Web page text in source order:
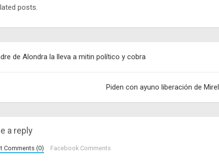
posts.
de Alondra la lleva a mitin político y cobra
Piden con ayuno liberación de
a reply
Comments (0) Facebook Comments